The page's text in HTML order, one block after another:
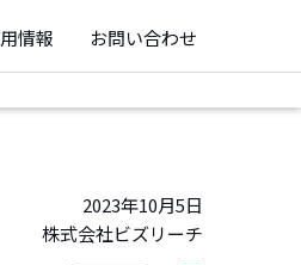
情報 お問い合わせ
2023年10月5日
株式会社ビズリーチ